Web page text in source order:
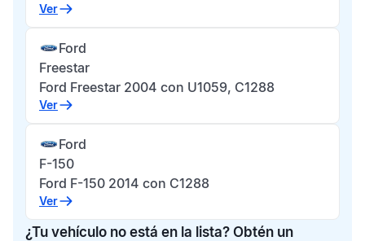
Ver
Ford
Freestar
Ford Freestar 2004 con U1059, C1288
Ver
Ford
F-150
Ford F-150 2014 con C1288
Ver
¿Tu vehículo no está en la lista? Obtén un